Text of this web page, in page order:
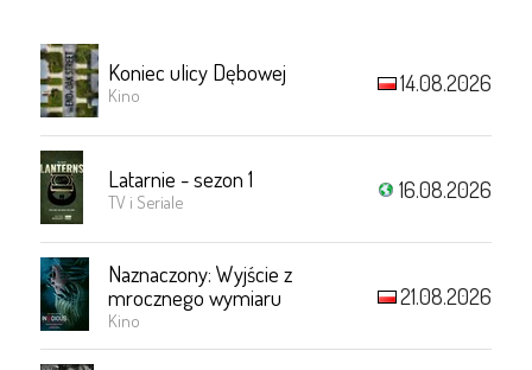
Koniec ulicy Dębowej
Kino 14.08.2026
Latarnie - sezon 1
TV i Seriale 16.08.2026
Naznaczony: Wyjście z
mrocznego wymiaru
Kino
21.08.2026